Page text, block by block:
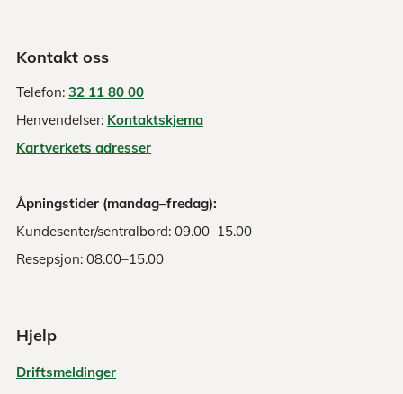
Kontakt oss
Telefon: 32 11 80 00
Henvendelser: Kontaktskjema
Kartverkets adresser
Åpningstider (mandag–fredag):
Kundesenter/sentralbord: 09.00–15.00
Resepsjon: 08.00–15.00
Hjelp
Driftsmeldinger